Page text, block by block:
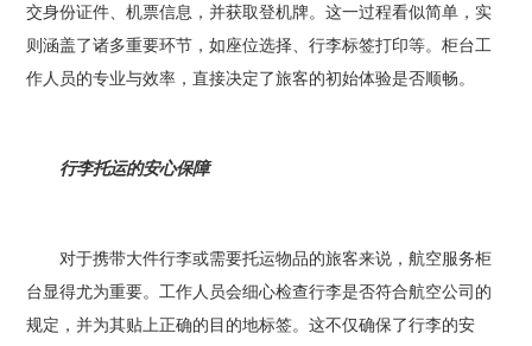
交身份证件、机票信息，并获取登机牌。这一过程看似简单，实
则涵盖了诸多重要环节，如座位选择、行李标签打印等。柜台工
作人员的专业与效率，直接决定了旅客的初始体验是否顺畅。
行李托运的安心保障
对于携带大件行李或需要托运物品的旅客来说，航空服务柜
台显得尤为重要。工作人员会细心检查行李是否符合航空公司的
规定，并为其贴上正确的目的地标签。这不仅确保了行李的安